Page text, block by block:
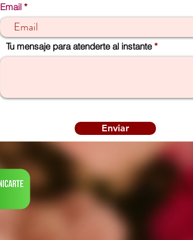
Email
Tu mensaje para atenderte al instante
Enviar